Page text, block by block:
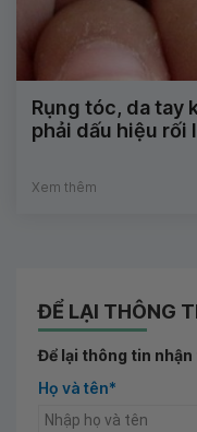
Rụng tóc, da tay
phải dấu hiệu rối
Xem thêm
ĐỂ LẠI THÔNG
Để lại thông tin nhận
Họ và tên*